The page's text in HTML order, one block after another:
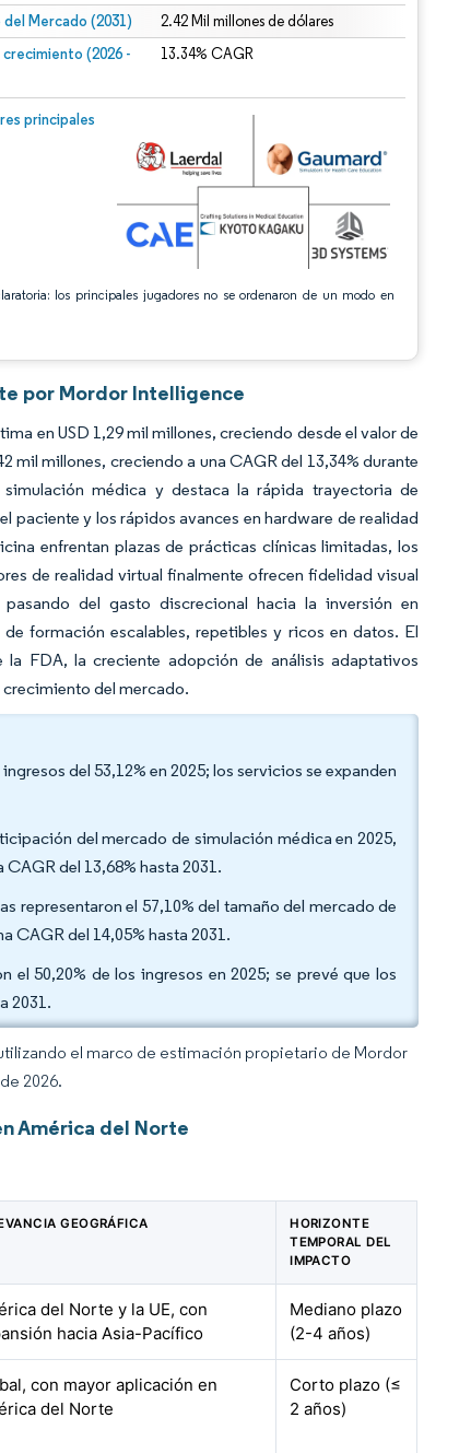
del Mercado (2031) 2.42 Mil millones de dólares
crecimiento (2026 -
13.34% CAGR
principales
los principales jugadores no se ordenaron de un modo en
Intelligence. El uso requiere atribución según CC BY 4.0.
por Mordor Intelligence
en USD 1,29 mil millones, creciendo desde el valor de
mil millones, creciendo a una CAGR del 13,34% durante
médica y destaca la rápida trayectoria de
paciente y los rápidos avances en hardware de realidad
enfrentan plazas de prácticas clínicas limitadas, los
de realidad virtual finalmente ofrecen fidelidad visual
del gasto discrecional hacia la inversión en
formación escalables, repetibles y ricos en datos. El
FDA, la creciente adopción de análisis adaptativos
del mercado.
del 53,12% en 2025; los servicios se expanden
del mercado de simulación médica en 2025,
del 13,68% hasta 2031.
representaron el 57,10% del tamaño del mercado de
CAGR del 14,05% hasta 2031.
50,20% de los ingresos en 2025; se prevé que los
2031.
el marco de estimación propietario de Mordor
2026.
América del Norte
GEOGRÁFICA
HORIZONTE
TEMPORAL DEL
IMPACTO
del Norte y la UE, con
hacia Asia-Pacífico
Mediano plazo
(2-4 años)
con mayor aplicación en
del Norte
Corto plazo (≤
2 años)